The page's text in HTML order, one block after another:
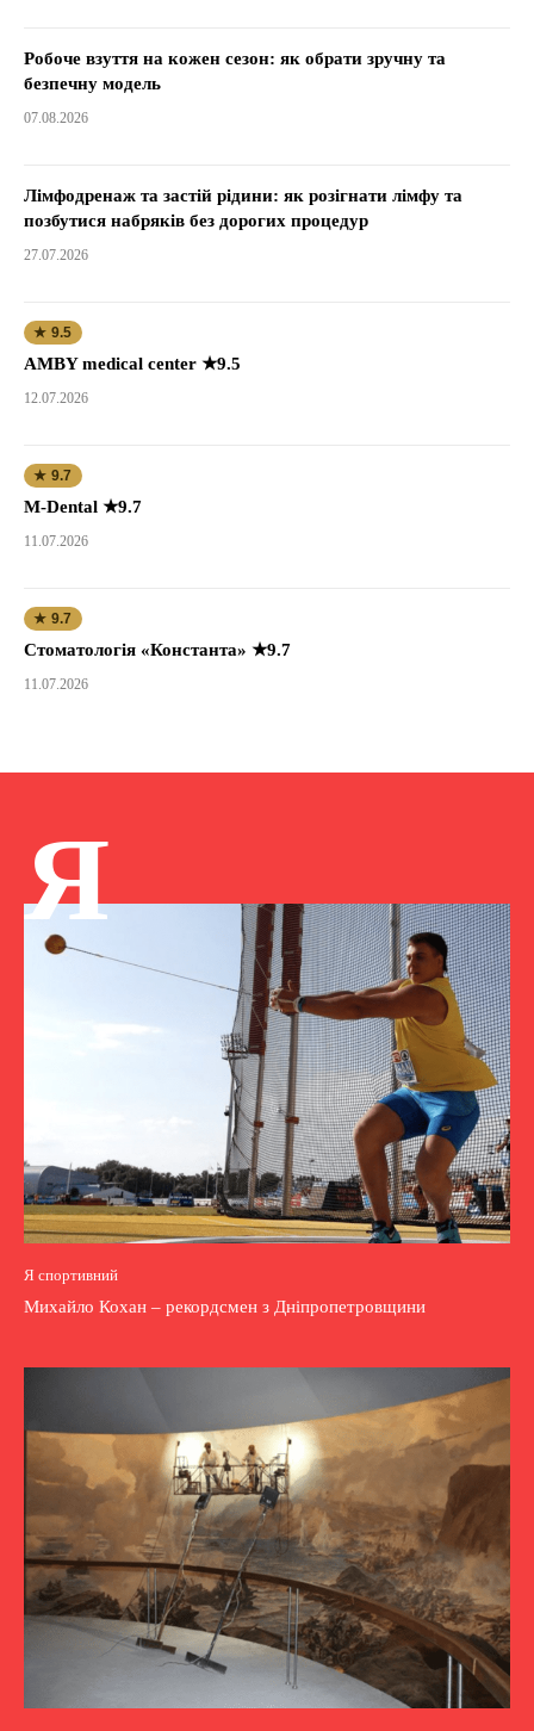
Робоче взуття на кожен сезон: як обрати зручну та
безпечну модель
07.08.2026
Лімфодренаж та застій рідини: як розігнати лімфу та
позбутися набряків без дорогих процедур
27.07.2026
★ 9.5
AMBY medical center ★9.5
12.07.2026
★ 9.7
M-Dental ★9.7
11.07.2026
★ 9.7
Стоматологія «Константа» ★9.7
11.07.2026
Я
Я спортивний
Михайло Кохан – рекордсмен з Дніпропетровщини